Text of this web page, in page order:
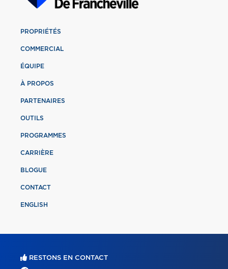
PROPRIÉTÉS
COMMERCIAL
ÉQUIPE
À PROPOS
PARTENAIRES
OUTILS
PROGRAMMES
CARRIÈRE
BLOGUE
CONTACT
ENGLISH
RESTONS EN CONTACT